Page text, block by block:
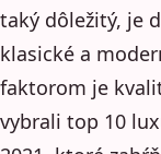
taký dôležitý, je
klasické a
faktorom je
vybrali top 10